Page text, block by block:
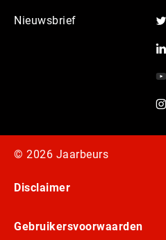
Nieuwsbrief
© 2026 Jaarbeurs
Disclaimer
Gebruikersvoorwaarden